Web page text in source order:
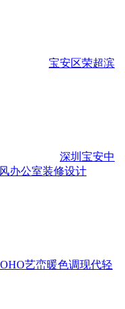
宝安区荣超滨
深圳宝安中
办公室装修设计
艺峦暖色调现代轻